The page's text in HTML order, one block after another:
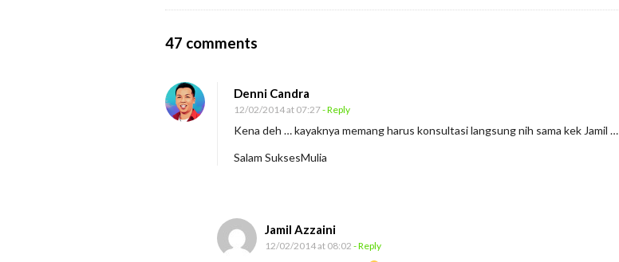
47 comments
M
a
n
T
Denni Candra
12/02/2014 at 07:27- Reply
Kena deh … kayaknya memang harus konsultasi langsung nih sama kek Jamil …
Salam SuksesMulia
Jamil Azzaini
12/02/2014 at 08:02 - Reply